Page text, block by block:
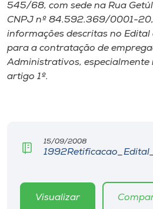
Cultura
Biblioteca
Rádio
Museu
545/68, com sede na Rua
CNPJ nº 84.592.369/0001-20,
informações descritas no Edital
para a contratação de
Administrativos, especialmente
artigo 1º.
15/09/2008
Visualizar